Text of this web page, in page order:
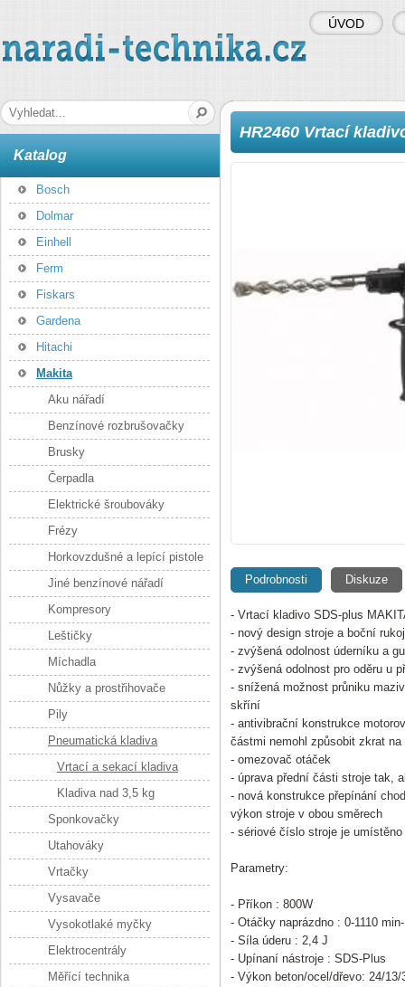
naradi-technika.cz
HR2460 Vrtací
Podrobnosti Diskuze
- Vrtací kladivo SDS-plus
- nový design stroje a boční
- zvýšená odolnost úderníku a
- zvýšená odolnost pro oděru u
- snížená možnost průniku
skříní
- antivibrační konstrukce
částmi nemohl způsobit zkrat na
- omezovač otáček
- úprava přední části stroje tak,
- nová konstrukce přepínání
výkon stroje v obou směrech
- sériové číslo stroje je
Parametry:
- Příkon : 800W
- Otáčky naprázdno : 0-1110
- Síla úderu : 2,4 J
- Upínaní nástroje : SDS-Plus
- Výkon beton/ocel/dřevo: 24/13/
Katalog
Bosch
Dolmar
Einhell
Ferm
Fiskars
Gardena
Hitachi
Makita
Aku nářadí
Benzínové rozbrušovačky
Brusky
Čerpadla
Elektrické šroubováky
Frézy
Horkovzdušné a lepící pistole
Jiné benzínové nářadí
Kompresory
Leštičky
Míchadla
Nůžky a prostřihovače
Pily
Pneumatická kladiva
Vrtací a sekací kladiva
Kladiva nad 3,5 kg
Sponkovačky
Utahováky
Vrtačky
Vysavače
Vysokotlaké myčky
Elektrocentrály
Měřící technika
ÚVOD
Hledaná fráze